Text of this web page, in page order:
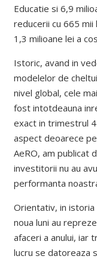
Educatie si 6,9
reducerii cu 665
1,3 milioane lei a
Istoric, avand in
modelelor de
nivel global, cele
fost intotdeauna
exact in trimestrul
aspect deoarece
AeRO, am publicat
investitorii nu au
performanta
Orientativ, in
noua luni au
afaceri a anului, iar
lucru se datoreaza